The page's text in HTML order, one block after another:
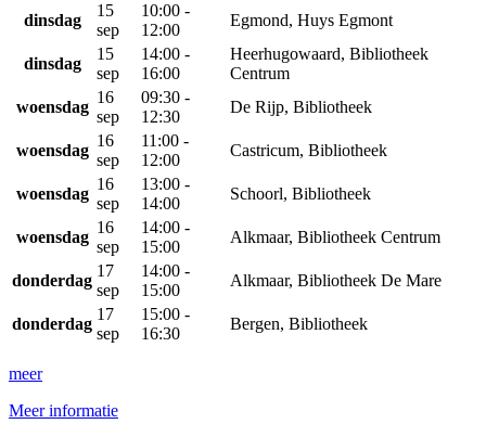
dinsdag
15
sep
10:00 -
12:00
Egmond, Huys Egmont
dinsdag
15
sep
14:00 -
16:00
Heerhugowaard, Bibliotheek
Centrum
woensdag
16
sep
09:30 -
12:30
De Rijp, Bibliotheek
woensdag
16
sep
11:00 -
12:00
Castricum, Bibliotheek
woensdag
16
sep
13:00 -
14:00
Schoorl, Bibliotheek
woensdag
16
sep
14:00 -
15:00
Alkmaar, Bibliotheek Centrum
donderdag
17
sep
14:00 -
15:00
Alkmaar, Bibliotheek De Mare
donderdag
17
sep
15:00 -
16:30
Bergen, Bibliotheek
meer
Meer informatie